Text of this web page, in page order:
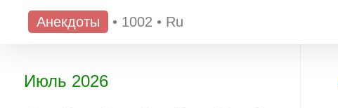
Анекдоты • 1002 • Ru
Июль 2026